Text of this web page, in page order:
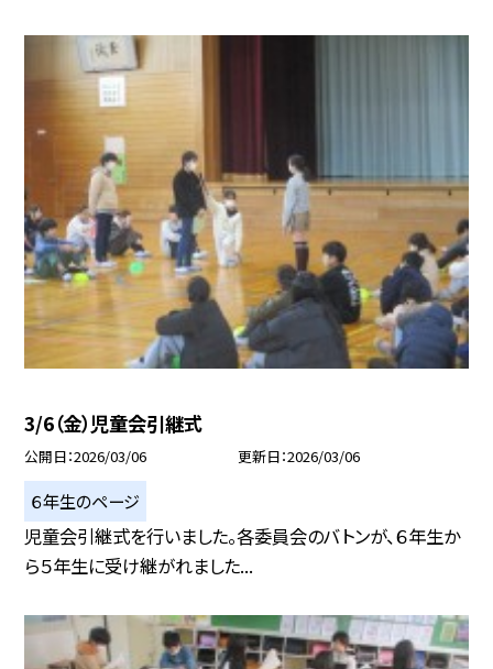
3/6（金）児童会引継式
公開日 2026/03/06 更新日 2026/03/06
６年生のページ
児童会引継式を行いました。各委員会のバトンが、６年生か
ら５年生に受け継がれました...